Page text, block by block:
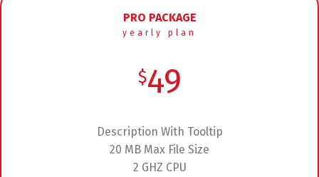
PRO PACKAGE
yearly plan
$49
Description With Tooltip
20 MB Max File Size
2 GHZ CPU